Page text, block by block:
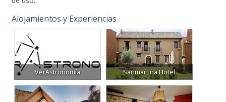
Alojamientos y Experiencias
VerAstronomía Sanmartina Hotel